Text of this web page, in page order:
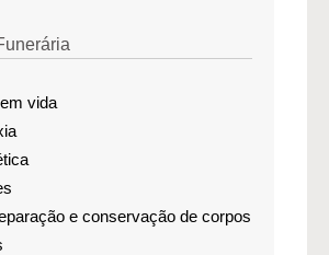
vida
e conservação de corpos